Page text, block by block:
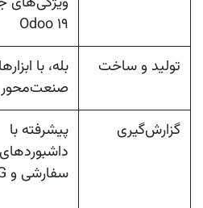
Odoo ۱۹
تولید و ساخت
بله، با
صنعت‌محور
گزارش‌گیری
پیشرفته با
داشبوردهای
سفارشی و ESG